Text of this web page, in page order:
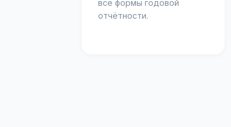
все формы годовой
отчётности.